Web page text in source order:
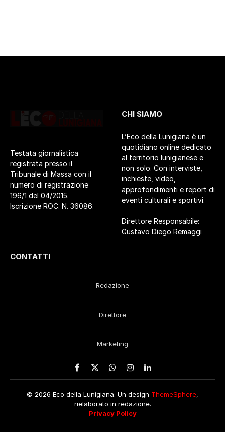
Testata giornalistica
registrata presso il
Tribunale di Massa con il
numero di registrazione
196/1 del 04/2015.
Iscrizione ROC. N. 36086.
CHI SIAMO
L’Eco della Lunigiana è un
quotidiano online dedicato
al territorio lunigianese e
non solo. Con interviste,
inchieste, video,
approfondimenti e report di
eventi culturali e sportivi.
Direttore Responsabile:
Gustavo Diego Remaggi
CONTATTI
Redazione
Direttore
Marketing
Facebook
X
WhatsApp
Instagram
LinkedIn
© 2026 Eco della Lunigiana. Un design ThemeSphere,
rielaborato in redazione.
Privacy Policy